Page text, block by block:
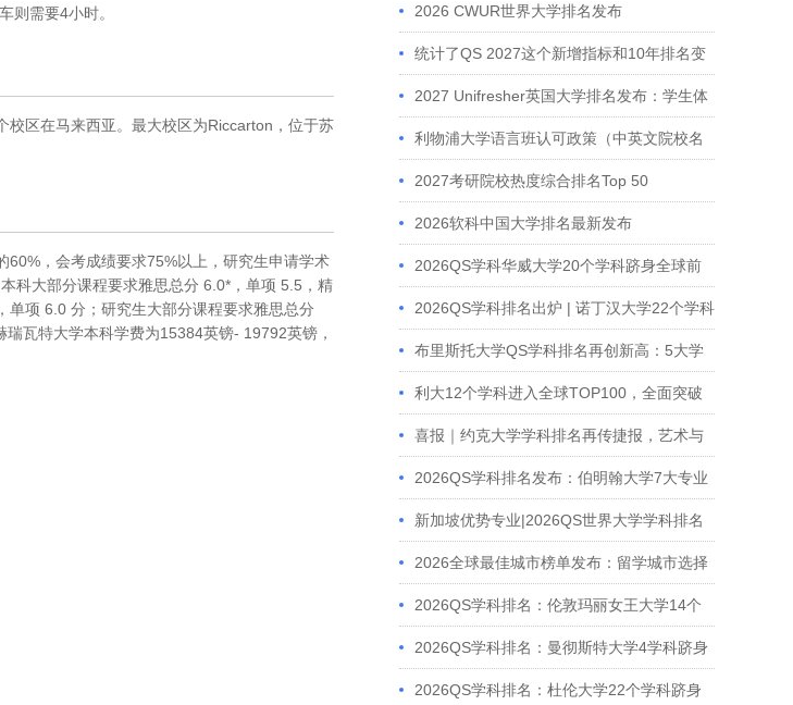
则需要4小时。
校区在马来西亚。最大校区为Riccarton，位于苏
，会考成绩要求75%以上，研究生申请学术
科大部分课程要求雅思总分 6.0*，单项 5.5，精
项 6.0 分；研究生大部分课程要求雅思总分
瓦特大学本科学费为15384英镑- 19792英镑，
10？2026 CWUR世界大学排名发布
统计了QS 2027这个新增指标和10年排名变
化，这几所大学排名可能会下滑
2027 Unifresher英国大学排名发布：学生体
验正在重塑留学择校逻辑
利物浦大学语言班认可政策（中英文院校名
单）2027考研院校热度综合排名Top 50
2026软科中国大学排名最新发布
2026QS学科华威大学20个学科跻身全球前
1002026QS学科排名出炉 | 诺丁汉大学22个学科
跻身全球百强
布里斯托大学QS学科排名再创新高：5大学
科跻身全球前20，19个学科位列全英前10！
利大12个学科进入全球TOP100，全面突破
与顶尖实力并进
喜报｜约克大学学科排名再传捷报，艺术与
人文学科跻身全球前50!
2026QS学科排名发布：伯明翰大学7大专业
跻身全球Top50，体育学科稳居世界前10！
新加坡优势专业|2026QS世界大学学科排名
Top100专业汇总
2026全球最佳城市榜单发布：留学城市选择
全解析
2026QS学科排名：伦敦玛丽女王大学14个
学科进入全球前100
2026QS学科排名：曼彻斯特大学4学科跻身
全球前10
2026QS学科排名：杜伦大学22个学科跻身